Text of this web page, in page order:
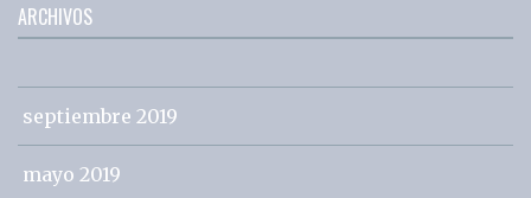
ARCHIVOS
septiembre 2019
mayo 2019